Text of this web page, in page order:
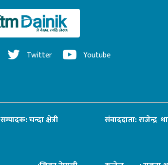
Twitter Youtube
सम्पादक: चन्दा क्षेत्री संवाददाता: राजेन्द्र